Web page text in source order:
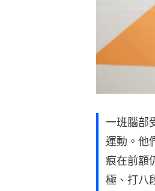
一班腦部
運動。他
痕在前額
極、打八